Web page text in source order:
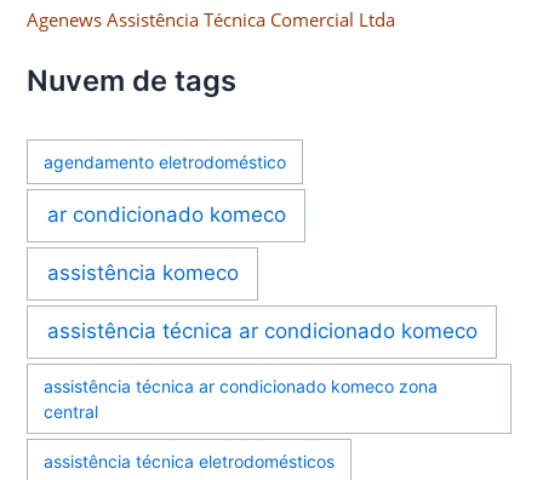
Agenews Assistência Técnica Comercial Ltda
Nuvem de tags
agendamento eletrodoméstico
ar condicionado komeco
assistência komeco
assistência técnica ar condicionado komeco
assistência técnica ar condicionado komeco zona
central
assistência técnica eletrodomésticos